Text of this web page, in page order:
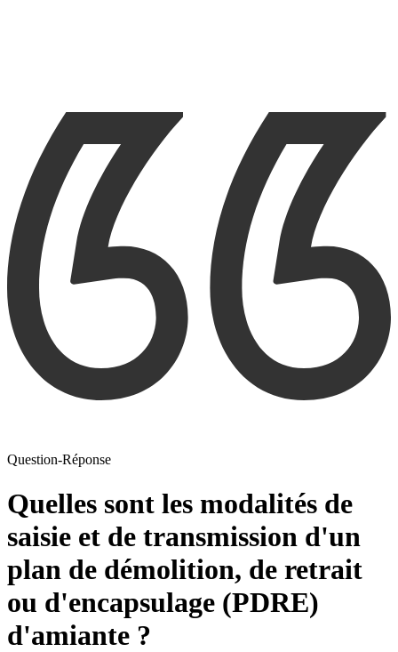
Question-Réponse
Quelles sont les modalités de
saisie et de transmission d'un
plan de démolition, de retrait
ou d'encapsulage (PDRE)
d'amiante ?